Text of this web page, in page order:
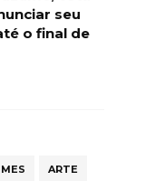
seu
o final de
ARTE